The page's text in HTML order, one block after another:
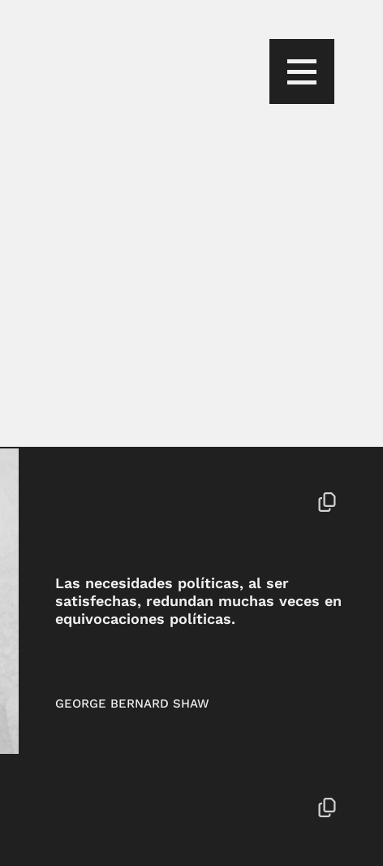
Las necesidades políticas, al ser
satisfechas, redundan muchas veces en
equivocaciones políticas.
GEORGE BERNARD SHAW